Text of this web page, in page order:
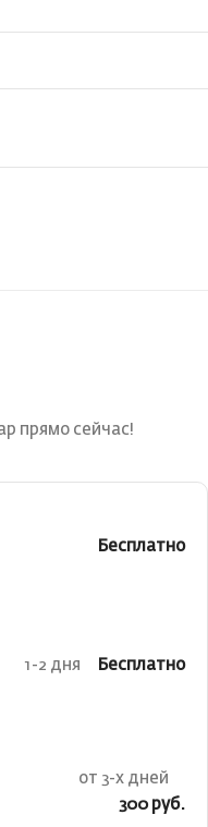
прямо сейчас!
Бесплатно
1-2 дня Бесплатно
от 3-х дней
300 руб.